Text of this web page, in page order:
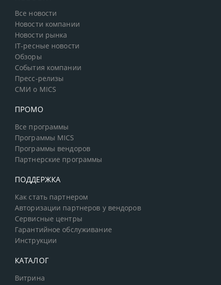
Все новости
Новости компании
Новости рынка
IT-ресные новости
Обзоры
События компании
Пресс-релизы
СМИ о MICS
ПРОМО
Все программы
Программы MICS
Программы вендоров
Партнерские программы
ПОДДЕРЖКА
Как стать партнером
Авторизации партнеров у вендоров
Сервисные центры
Гарантийное обслуживание
Инструкции
КАТАЛОГ
Витрина